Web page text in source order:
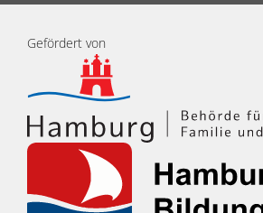
Gefördert von